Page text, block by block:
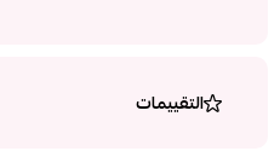
التقييمات